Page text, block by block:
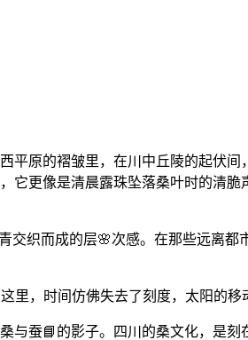
原的褶皱里，在川中丘陵的起伏
更像是清晨露珠坠落桑叶时的清
织而成的层🌸次感。在那些远离
，时间仿佛失去了刻度，太阳的移
蚕📘的影子。四川的桑文化，是